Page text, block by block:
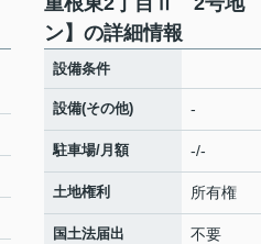
ン】の詳細情報
設備条件
設備(その他) -
駐車場/月額 -/-
土地権利 所有権
国土法届出 不要